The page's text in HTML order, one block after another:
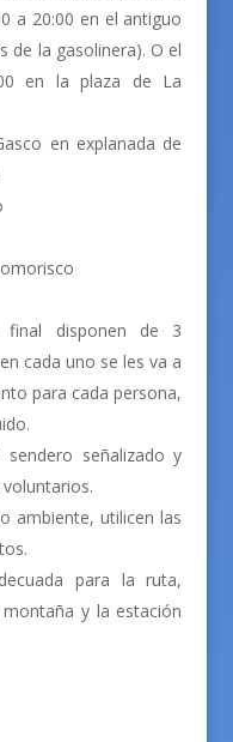
a 20:00 en el antiguo
de la gasolinera). O el
en la plaza de La
en explanada de
final disponen de 3
cada uno se les va a
para cada persona,
señalizado y
ambiente, utilicen las
para la ruta,
y la estación